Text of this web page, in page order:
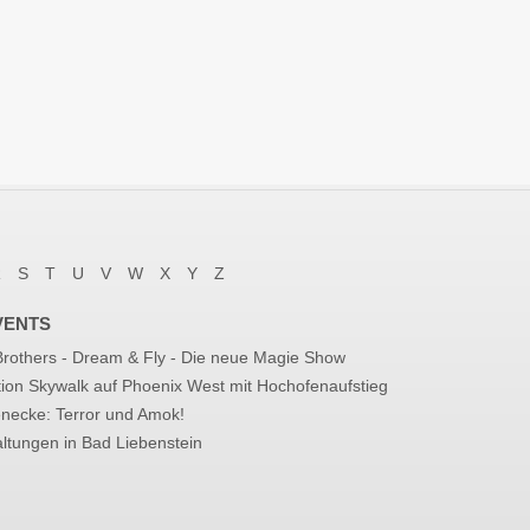
S T U V W X Y Z
- Dream & Fly - Die neue Magie Show
Skywalk auf Phoenix West mit Hochofenaufstieg
Terror und Amok!
in Bad Liebenstein